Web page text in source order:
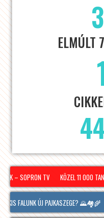
ELMÚLT
– SOPRON TV KÖZEL 11 000
KIS FALUNK ÚJ PAJKASZEGE? 🌄🏘️🌾